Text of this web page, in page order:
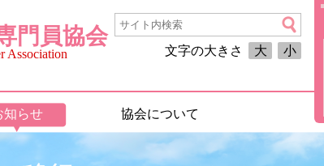
門員協会
Association 文字の大きさ 大 小
知らせ 協会について